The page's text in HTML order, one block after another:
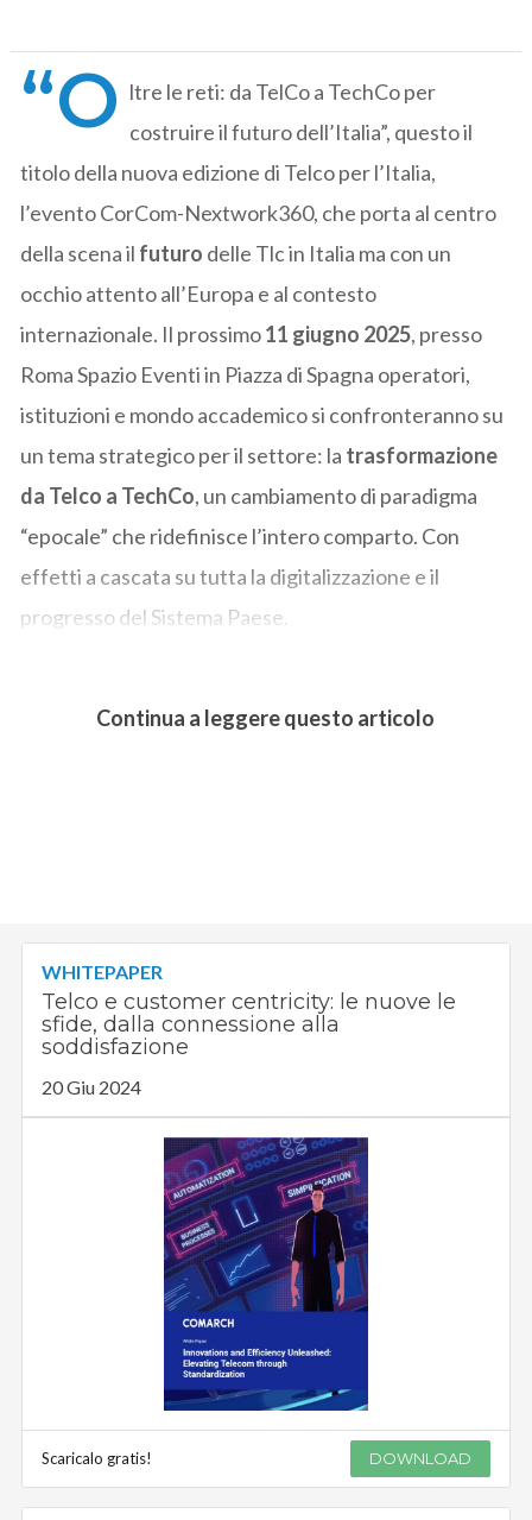
“O ltre le reti: da TelCo a TechCo per
costruire il futuro dell’Italia”, questo il
titolo della nuova edizione di Telco per l’Italia,
l’evento CorCom-Nextwork360, che porta al centro
della scena il futuro delle Tlc in Italia ma con un
occhio attento all’Europa e al contesto
internazionale. Il prossimo11 giugno 2025, presso
Roma Spazio Eventi in Piazza di Spagna operatori,
istituzioni e mondo accademico si confronteranno su
un tema strategico per il settore: la trasformazione
da Telco a TechCo, un cambiamento di paradigma
“epocale” che ridefinisce l’intero comparto. Con
effetti a cascata su tutta la digitalizzazione e il
progresso del Sistema Paese.
Continua a leggere questo articolo
WHITEPAPER
Telco e customer centricity: le nuove le
sfide, dalla connessione alla
soddisfazione
20 Giu 2024
Scaricalo gratis! DOWNLOAD